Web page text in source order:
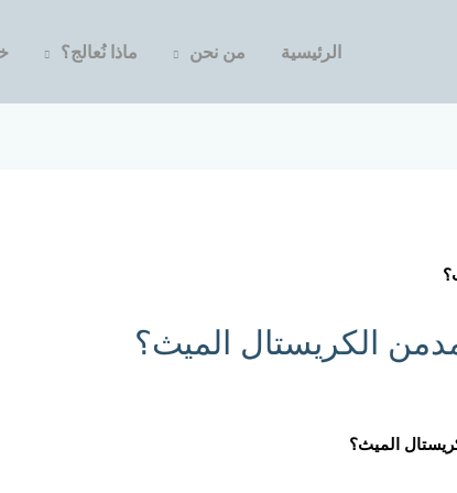
الرئيسية من نحن ماذا نُعالج؟
الكريستال الميث؟
الميث؟